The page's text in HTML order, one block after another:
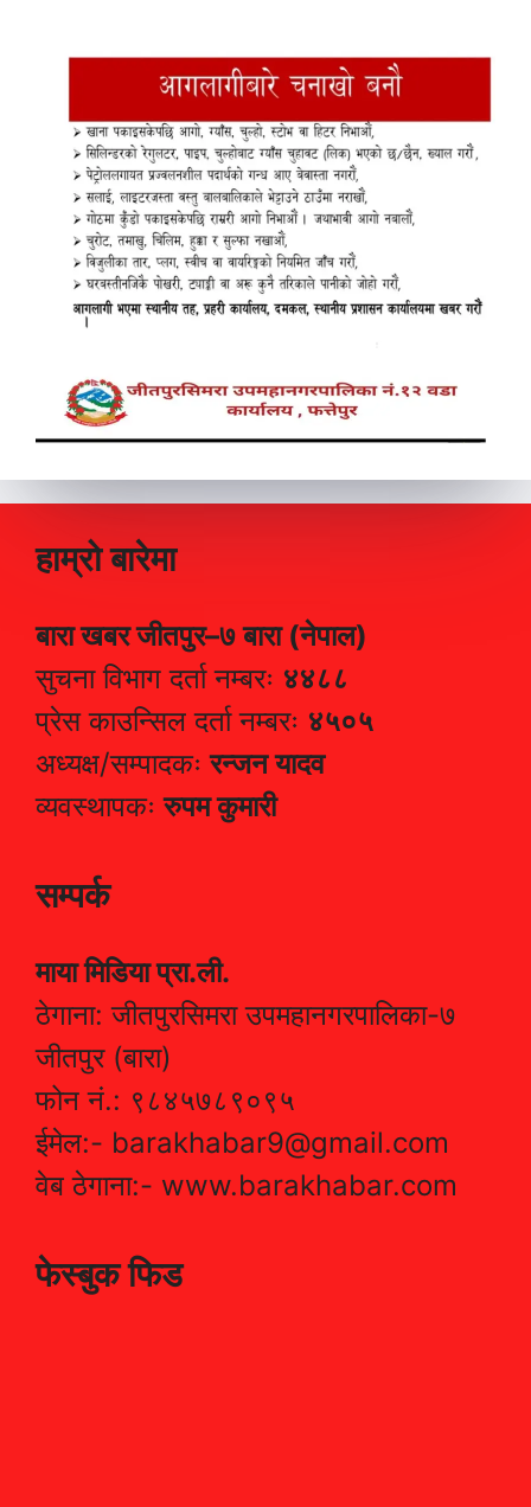
हाम्रो बारेमा
बारा खबर जीतपुर–७ बारा (नेपाल)
सुचना विभाग दर्ता नम्बरः ४४८८
प्रेस काउन्सिल दर्ता नम्बरः ४५०५
अध्यक्ष/सम्पादकःरन्जन यादव
व्यवस्थापकःरुपम कुमारी
सम्पर्क
माया मिडिया प्रा.ली.
ठेगाना: जीतपुरसिमरा उपमहानगरपालिका-७
जीतपुर (बारा)
फोन नं.: ९८४५७८९०९५
ईमेल:- barakhabar9@gmail.com
वेब ठेगाना:- www.barakhabar.com
फेस्बुक फिड